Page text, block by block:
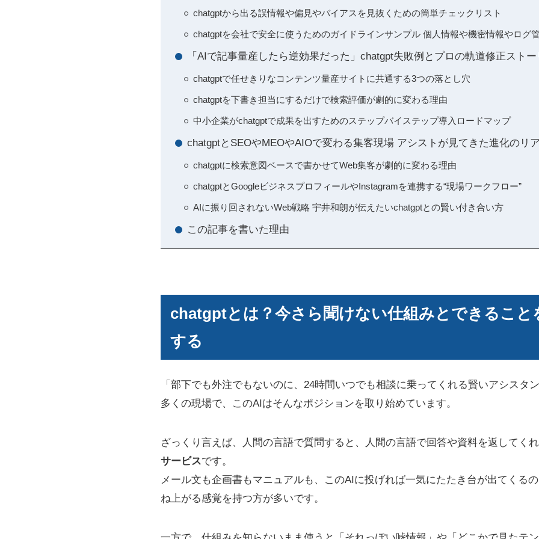
chatgptから出る誤情報や偏見やバイアスを見抜くための簡単チェックリスト
chatgptを会社で安全に使うためのガイドラインサンプル 個人情報や機密情報やログ
「AIで記事量産したら逆効果だった」chatgpt失敗例とプロの軌道修正ストー
chatgptで任せきりなコンテンツ量産サイトに共通する3つの落とし穴
chatgptを下書き担当にするだけで検索評価が劇的に変わる理由
中小企業がchatgptで成果を出すためのステップバイステップ導入ロードマップ
chatgptとSEOやMEOやAIOで変わる集客現場 アシストが見てきた進化のリ
chatgptに検索意図ベースで書かせてWeb集客が劇的に変わる理由
chatgptとGoogleビジネスプロフィールやInstagramを連携する“現場ワークフロー”
AIに振り回されないWeb戦略 宇井和朗が伝えたいchatgptとの賢い付き合い方
この記事を書いた理由
chatgptとは？今さら聞けない仕組みとできること
する
「部下でも外注でもないのに、24時間いつでも相談に乗ってくれる賢いアシスタン
多くの現場で、このAIはそんなポジションを取り始めています。
ざっくり言えば、人間の言語で質問すると、人間の言語で回答や資料を返してく
サービスです。
メール文も企画書もマニュアルも、このAIに投げれば一気にたたき台が出てくる
ね上がる感覚を持つ方が多いです。